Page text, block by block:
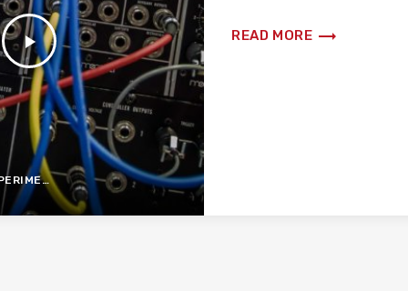
play_arrow READ MORE trending_flat